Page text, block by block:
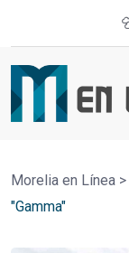
Morelia en Línea >
"Gamma"